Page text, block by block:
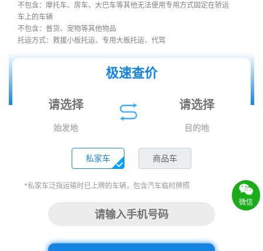
不包含：摩托车、房车、大巴车等其他无法使用专用方式固定在轿运
车上的车辆
不包含：普货、宠物等其他物品
托运方式：救援小板托运、专用大板托运、代驾
极速查价
始发地 目的地
私家车 商品车
*私家车泛指运输时已上牌的车辆，包含汽车临时牌照
微信